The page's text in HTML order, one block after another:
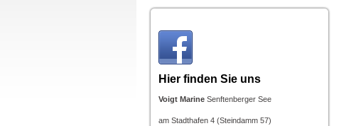
Hier finden Sie uns
Voigt Marine Senftenberger See
am Stadthafen 4 (Steindamm 57)